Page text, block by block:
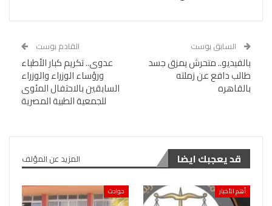
السابق بوست
بالفيديو.. متحرش يمزق جسد
طالب دافع عن زملته
بالقاهره
القادم بوست
عدوى.. تكريم كبار الأطباء
ورؤساء الوزراء والوزراء
السابقين بالاحتفال المئوى
للجمعية الطبية المصرية
قد يعجبك ايضا المزيد عن المؤلف
أهم الأخبار حوادث